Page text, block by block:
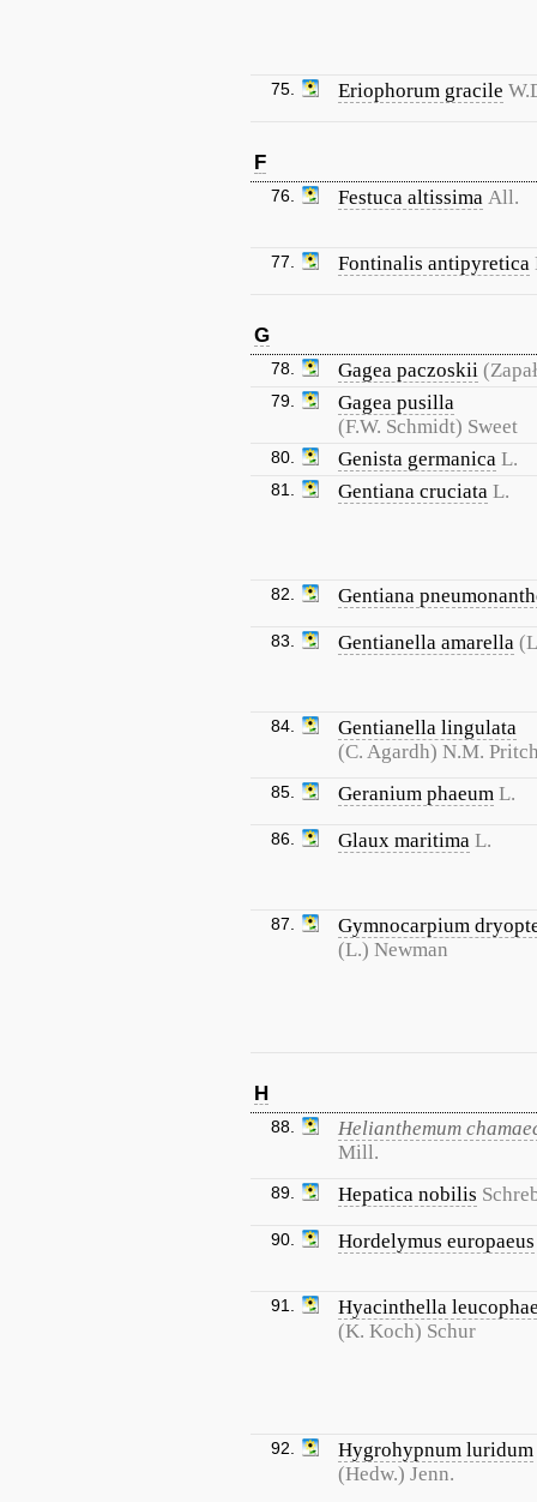
75. Eriophorum gracile
F
76. Festuca altissima All.
77. Fontinalis antipyretica
G
78. Gagea paczoskii
79.
Gagea pusilla
(F.W. Schmidt) Sweet
80. Genista germanica L.
81. Gentiana cruciata L.
82. Gentiana
83. Gentianella amarella
84.
Gentianella lingulata
(C. Agardh) N.M.
85. Geranium phaeum L.
86. Glaux maritima L.
87.
Gymnocarpium
(L.) Newman
H
88.
Helianthemum
Mill.
89. Hepatica nobilis
90. Hordelymus europaeus
91.
Hyacinthella
(K. Koch) Schur
92.
Hygrohypnum luridum
(Hedw.) Jenn.